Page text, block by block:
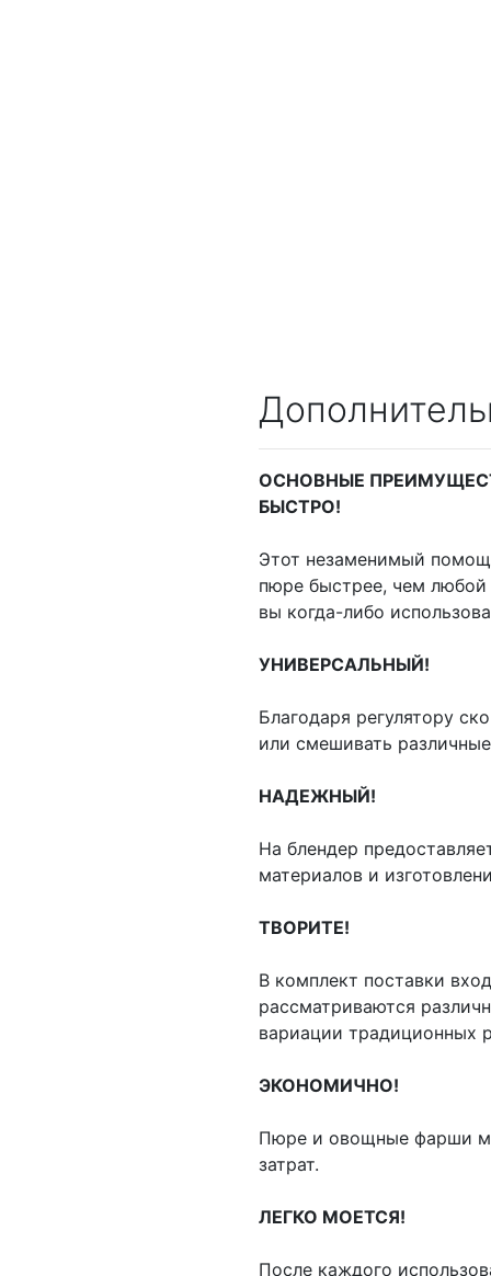
ОСНОВНЫЕ
БЫСТРО!
Этот незаменимый
пюре быстрее, чем
вы когда-либо
УНИВЕРСАЛЬНЫЙ!
Благодаря регулятору
или смешивать
НАДЕЖНЫЙ!
На блендер
материалов и
ТВОРИТЕ!
В комплект поставки
рассматриваются
вариации традиционных
ЭКОНОМИЧНО!
Пюре и овощные фарши
затрат.
ЛЕГКО МОЕТСЯ!
После каждого